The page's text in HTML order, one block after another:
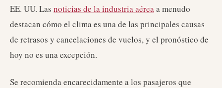
EE. UU. Las noticias de la industria aéreaa menudo
destacan cómo el clima es una de las principales causas
de retrasos y cancelaciones de vuelos, y el pronóstico de
hoy no es una excepción.
Se recomienda encarecidamente a los pasajeros que